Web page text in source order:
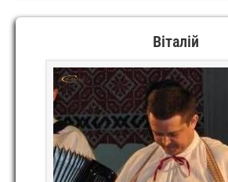
Віталій